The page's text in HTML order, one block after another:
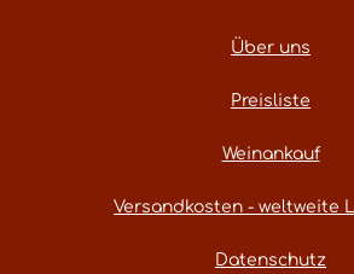
Über uns
Preisliste
Weinankauf
Versandkosten - weltweite
Datenschutz